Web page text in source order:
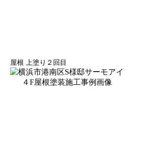
屋根 上塗り２回目